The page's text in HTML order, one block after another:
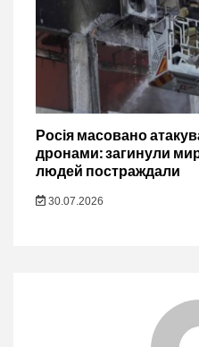
Росія масовано
дронами: загинули
людей постраждали
30.07.2026